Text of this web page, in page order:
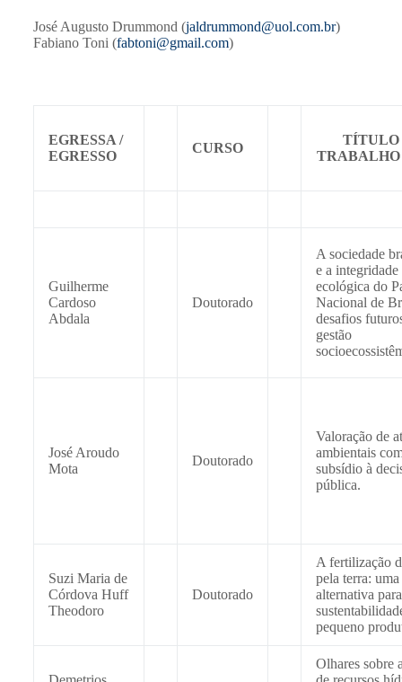
José Augusto Drummond (jaldrummond@uol.com.br)
Fabiano Toni (fabtoni@gmail.com)
EGRESSA /
EGRESSO
CURSO
TÍTULO
Guilherme
Cardoso
Abdala
Doutorado
A sociedade
e a integridade
ecológica do
Nacional de
desafios
gestão
José Aroudo
Mota
Doutorado
Valoração de
ambientais
subsídio à
pública.
Suzi Maria de
Córdova Huff
Theodoro
Doutorado
A fertilização
pela terra: uma
alternativa
pequeno
Olhares sobre